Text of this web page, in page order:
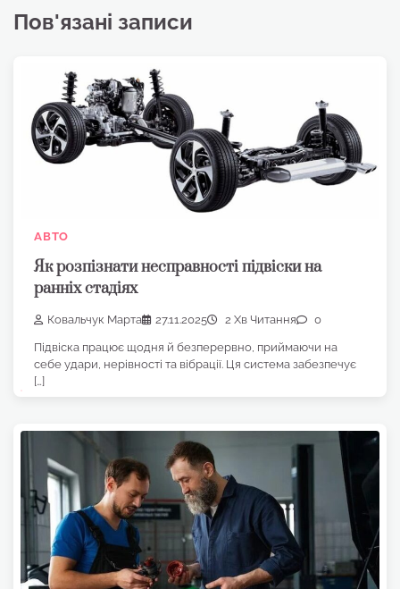
Пов'язані записи
АВТО
Як розпізнати несправності підвіски на
ранніх стадіях
Ковальчук Марта 27.11.2025 2 Хв Читання 0
Підвіска працює щодня й безперервно, приймаючи на
себе удари, нерівності та вібрації. Ця система забезпечує
[…]